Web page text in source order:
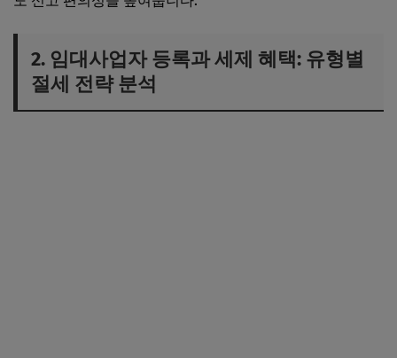
2. 임대사업자 등록과 세제 혜택: 유형별
절세 전략 분석